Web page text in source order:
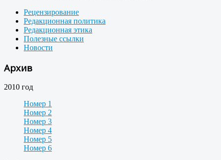
Рецензирование
Редакционная политика
Редакционная этика
Полезные ссылки
Новости
Архив
2010 год
Номер 1
Номер 2
Номер 3
Номер 4
Номер 5
Номер 6